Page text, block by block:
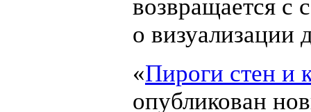
возвращается с
о визуализации
«Пироги стен и
опубликован